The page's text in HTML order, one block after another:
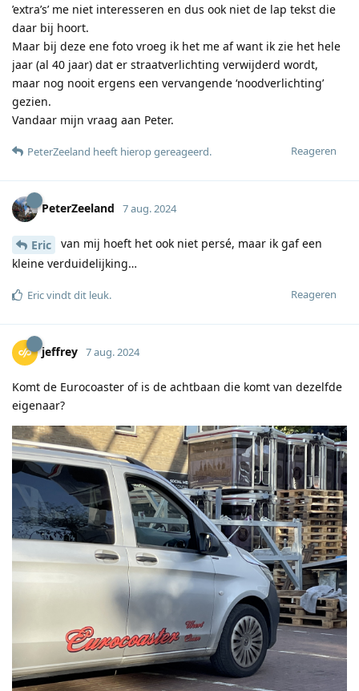
’extra’s’ me niet interesseren en dus ook niet de lap tekst die
daar bij hoort.
Maar bij deze ene foto vroeg ik het me af want ik zie het hele
jaar (al 40 jaar) dat er straatverlichting verwijderd wordt,
maar nog nooit ergens een vervangende ‘noodverlichting’
gezien.
Vandaar mijn vraag aan Peter.
Reageren
PeterZeeland heeft hierop gereageerd.
PeterZeeland 7 aug. 2024
Eric
van mij hoeft het ook niet persé, maar ik gaf een
kleine verduidelijking…
Reageren
Ericvindt dit leuk.
jeffrey 7 aug. 2024
Komt de Eurocoaster of is de achtbaan die komt van dezelfde
eigenaar?